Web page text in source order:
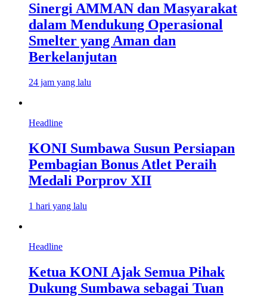
Sinergi AMMAN dan Masyarakat
dalam Mendukung Operasional
Smelter yang Aman dan
Berkelanjutan
24 jam yang lalu
Headline
KONI Sumbawa Susun Persiapan
Pembagian Bonus Atlet Peraih
Medali Porprov XII
1 hari yang lalu
Headline
Ketua KONI Ajak Semua Pihak
Dukung Sumbawa sebagai Tuan